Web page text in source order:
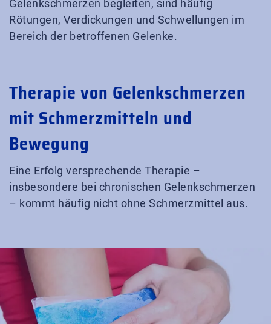
Gelenkschmerzen begleiten, sind häufig
Rötungen, Verdickungen und Schwellungen im
Bereich der betroffenen Gelenke.
Therapie von Gelenkschmerzen
mit Schmerzmitteln und
Bewegung
Eine Erfolg versprechende Therapie –
insbesondere bei chronischen Gelenkschmerzen
– kommt häufig nicht ohne Schmerzmittel aus.